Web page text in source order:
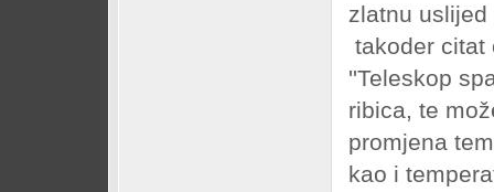
zlatnu
takoder citat
''Teleskop
ribica, te
promjena
kao i